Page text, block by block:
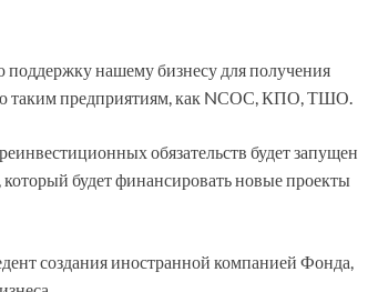
нашему бизнесу для получения
таким предприятиям, как NСОС, КПО, ТШО.
обязательств будет запущен
будет финансировать новые проекты
создания иностранной компанией Фонда,